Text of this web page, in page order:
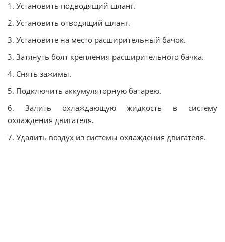
1. Установить подводящий шланг.
2. Установить отводящий шланг.
3. Установите на место расширительный бачок.
3. Затянуть болт крепления расширительного бачка.
4. Снять зажимы.
5. Подключить аккумуляторную батарею.
6. Залить охлаждающую жидкость в систему
охлаждения двигателя.
7. Удалить воздух из системы охлаждения двигателя.